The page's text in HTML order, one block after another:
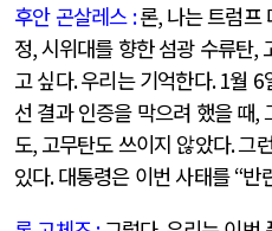
후안 곤살레스 :론, 나는 트럼프
정,시위대를 향한 섬광 수류탄,
고 싶다.우리는 기억한다. 1월 6
선 결과 인증을 막으려 했을 때,
도, 고무탄도 쓰이지 않았다.그
있다.대통령은 이번 사태를“반